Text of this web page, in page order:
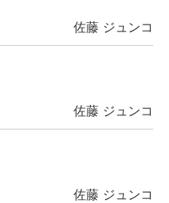
佐藤 ジュンコ
佐藤 ジュンコ
佐藤 ジュンコ